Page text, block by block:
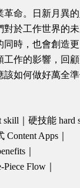
命。日新月異
於工作世界的
時，也會創造更
作的影響，回
如何做好萬全準
｜硬技能 hard
Apps｜
｜
Flow｜